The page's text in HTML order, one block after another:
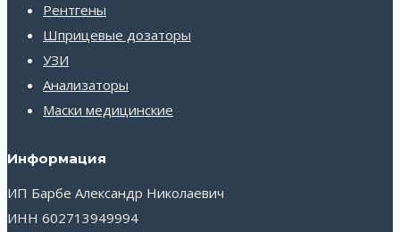
Рентгены
Шприцевые дозаторы
УЗИ
Анализаторы
Маски медицинские
Информация
ИП Барбе Александр Николаевич
ИНН 602713949994